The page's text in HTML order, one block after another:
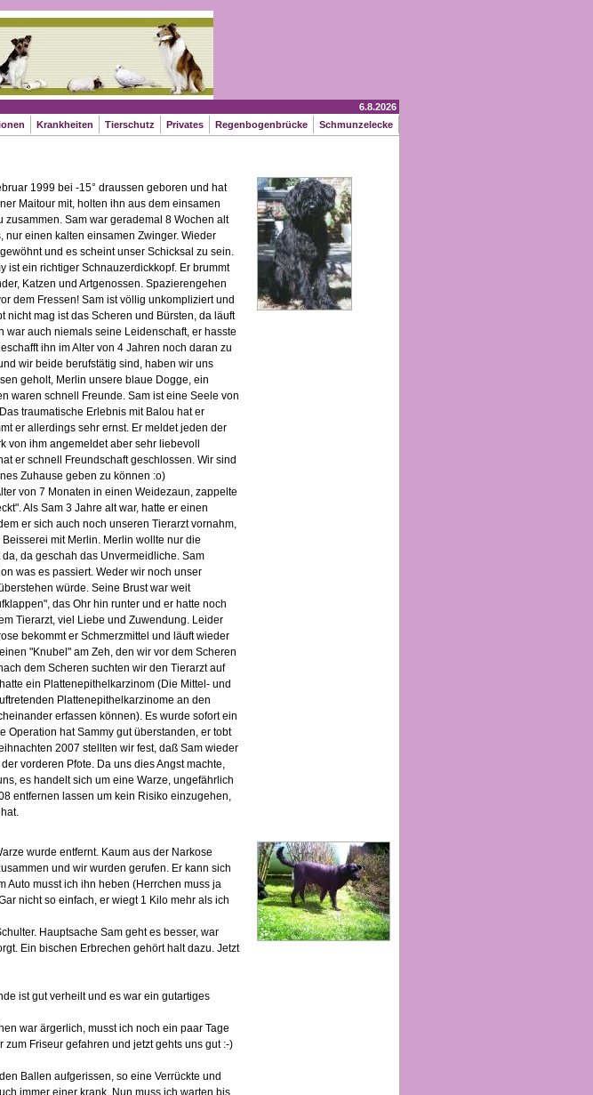
6.8.2026
Krankheiten Tierschutz Privates Regenbogenbrücke
Schmunzelecke
1999 bei -15° draussen geboren und hat
Maitour mit, holten ihn aus dem einsamen
Sam war gerademal 8 Wochen alt
nur einen kalten einsamen Zwinger. Wieder
und es scheint unser Schicksal zu sein.
ist ein richtiger Schnauzerdickkopf. Er brummt
Katzen und Artgenossen. Spazierengehen
dem Fressen! Sam ist völlig unkompliziert und
nicht mag ist das Scheren und Bürsten, da läuft
auch niemals seine Leidenschaft, er hasste
ihn im Alter von 4 Jahren noch daran zu
wir beide berufstätig sind, haben wir uns
geholt, Merlin unsere blaue Dogge, ein
waren schnell Freunde. Sam ist eine Seele von
traumatische Erlebnis mit Balou hat er
er allerdings sehr ernst. Er meldet jeden der
von ihm angemeldet aber sehr liebevoll
er schnell Freundschaft geschlossen. Wir sind
Zuhause geben zu können :o)
von 7 Monaten in einen Weidezaun, zappelte
Als Sam 3 Jahre alt war, hatte er einen
er sich auch noch unseren Tierarzt vornahm,
mit Merlin. Merlin wollte nur die
da geschah das Unvermeidliche. Sam
was es passiert. Weder wir noch unser
würde. Seine Brust war weit
das Ohr hin runter und er hatte noch
Tierarzt, viel Liebe und Zuwendung. Leider
bekommt er Schmerzmittel und läuft wieder
"Knubel" am Zeh, den wir vor dem Scheren
dem Scheren suchten wir den Tierarzt auf
ein Plattenepithelkarzinom (Die Mittel- und
Plattenepithelkarzinome an den
erfassen können). Es wurde sofort ein
Operation hat Sammy gut überstanden, er tobt
2007 stellten wir fest, daß Sam wieder
vorderen Pfote. Da uns dies Angst machte,
es handelt sich um eine Warze, ungefährlich
entfernen lassen um kein Risiko einzugehen,
wurde entfernt. Kaum aus der Narkose
und wir wurden gerufen. Er kann sich
Auto musst ich ihn heben (Herrchen muss ja
nicht so einfach, er wiegt 1 Kilo mehr als ich
Hauptsache Sam geht es besser, war
Ein bischen Erbrechen gehört halt dazu. Jetzt
ist gut verheilt und es war ein gutartiges
war ärgerlich, musst ich noch ein paar Tage
Friseur gefahren und jetzt gehts uns gut :-)
Ballen aufgerissen, so eine Verrückte und
immer einer krank. Nun muss ich warten bis